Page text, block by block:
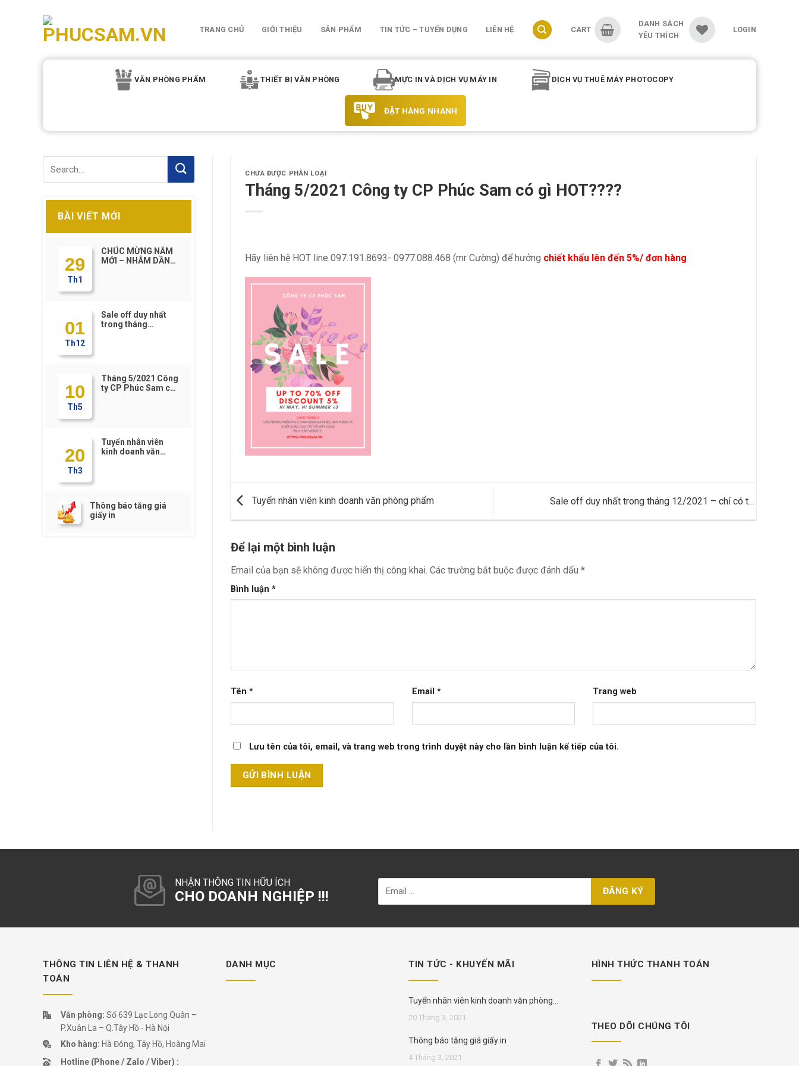
TRANG CHỦ GIỚI THIỆU SẢN PHẨM TIN TỨC – TUYỂN DỤNG LIÊN HỆ CART
DANH SÁCH
YÊU THÍCH
LOGIN
VĂN PHÒNG PHẨM THIẾT BỊ VĂN PHÒNG MỰC IN VÀ DỊCH VỤ MÁY IN DỊCH VỤ THUÊ MÁY PHOTOCOPY
ĐẶT HÀNG NHANH
BÀI VIẾT MỚI
29
Th1
CHÚC MỪNG NĂM
MỚI – NHÂM DẦN
01
Th12
Sale off duy nhất
trong tháng
10
Th5
Tháng 5/2021 Công
ty CP Phúc Sam có
20
Th3
Tuyển nhân viên
kinh doanh văn
Thông báo tăng giá
giấy in
CHƯA ĐƯỢC PHÂN LOẠI
Tháng 5/2021 Công ty CP Phúc Sam có gì HOT????
Hãy liên hệ HOT line 097.191.8693- 0977.088.468 (mr Cường) để hưởng chiết khấu lên đến 5%/ đơn hàng
Tuyển nhân viên kinh doanh văn phòng phẩm
Sale off duy nhất trong tháng 12/2021 – chỉ có tại
https://Phucsam.vn
Để lại một bình luận
Email của bạn sẽ không được hiển thị công khai. Các trường bắt buộc được đánh dấu *
Bình luận *
Tên * Email * Trang web
Lưu tên của tôi, email, và trang web trong trình duyệt này cho lần bình luận kế tiếp của tôi.
NHẬN THÔNG TIN HỮU ÍCH
CHO DOANH NGHIỆP !!!
THÔNG TIN LIÊN HỆ & THANH
TOÁN
Văn phòng: Số 639 Lạc Long Quân –
P.Xuân La – Q.Tây Hồ - Hà Nội
Kho hàng: Hà Đông, Tây Hồ, Hoàng Mai
Hotline (Phone / Zalo / Viber) :
DANH MỤC TIN TỨC - KHUYẾN MÃI
Tuyển nhân viên kinh doanh văn phòng
20 Tháng 3, 2021
Thông báo tăng giá giấy in
4 Tháng 3, 2021
HÌNH THỨC THANH TOÁN
THEO DÕI CHÚNG TÔI